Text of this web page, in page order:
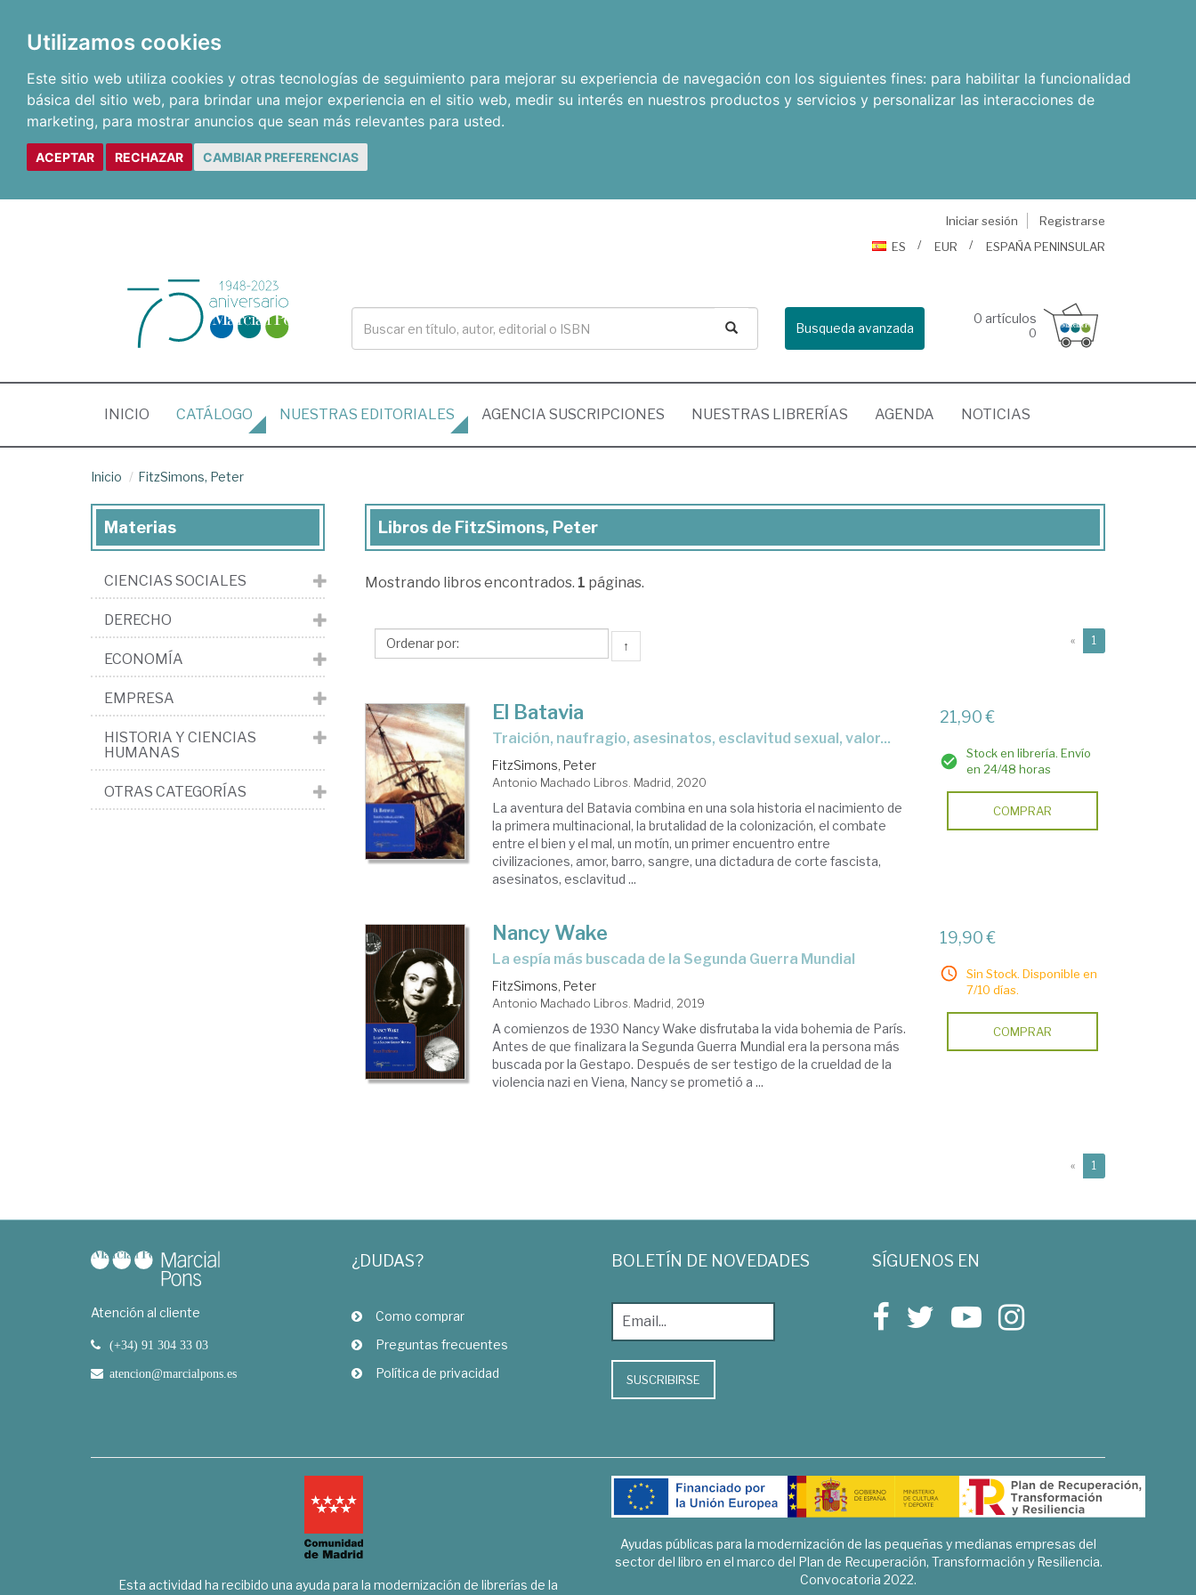
Utilizamos cookies
Este sitio web utiliza cookies y otras tecnologías de seguimiento para mejorar su experiencia de navegación con los siguientes fines: para habilitar la funcionalidad
básica del sitio web, para brindar una mejor experiencia en el sitio web, medir su interés en nuestros productos y servicios y personalizar las interacciones de
marketing, para mostrar anuncios que sean más relevantes para usted.
ACEPTAR RECHAZAR CAMBIAR PREFERENCIAS
Iniciar sesión
Registrarse
ES
EUR ESPAÑA PENINSULAR
Busqueda avanzada
0 artículos
0
INICIO (CURRENT)
CATÁLOGO NUESTRAS EDITORIALES AGENCIA SUSCRIPCIONES NUESTRAS LIBRERÍAS AGENDA NOTICIAS
Inicio FitzSimons, Peter
Libros
FitzSimons,
Libros de FitzSimons, Peter
Mostrando libros encontrados. 1 páginas.
↑ « 1
El Batavia
Traición, naufragio, asesinatos, esclavitud sexual, valor...
FitzSimons, Peter
Antonio Machado Libros. Madrid, 2020
La aventura del Batavia combina en una sola historia el nacimiento de
la primera multinacional, la brutalidad de la colonización, el combate
entre el bien y el mal, un motín, un primer encuentro entre
civilizaciones, amor, barro, sangre, una dictadura de corte fascista,
asesinatos, esclavitud ...
21,90 €
Stock en librería. Envío
en 24/48 horas
COMPRAR
Nancy Wake
la espía más buscada de la Segunda Guerra Mundial
FitzSimons, Peter
Antonio Machado Libros. Madrid, 2019
A comienzos de 1930 Nancy Wake disfrutaba la vida bohemia de París.
Antes de que finalizara la Segunda Guerra Mundial era la persona más
buscada por la Gestapo. Después de ser testigo de la crueldad de la
violencia nazi en Viena, Nancy se prometió a ...
19,90 €
Sin Stock. Disponible en
7/10 días.
COMPRAR
« 1
Materias
CIENCIAS SOCIALES
DERECHO
ECONOMÍA
EMPRESA
HISTORIA Y CIENCIAS
HUMANAS
OTRAS CATEGORÍAS
Atención al cliente
(+34) 91 304 33 03
atencion@marcialpons.es
¿DUDAS?
Como comprar
Preguntas frecuentes
Política de privacidad
BOLETÍN DE NOVEDADES
SUSCRIBIRSE
SÍGUENOS EN
Esta actividad ha recibido una ayuda para la modernización de librerías de la
Ayudas públicas para la modernización de las pequeñas y medianas empresas del
sector del libro en el marco del Plan de Recuperación, Transformación y Resiliencia.
Convocatoria 2022.